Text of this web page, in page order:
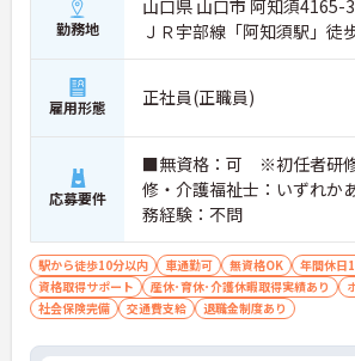
勤務地
山口県 山口市 阿知須4165-3
ＪＲ宇部線「阿知須駅」徒
雇用形態 正社員(正職員)
応募要件
■無資格：可 ※初任者研
修・介護福祉士：いずれか
務経験：不問
駅から徒歩10分以内 車通勤可 無資格OK
年間休日
資格取得サポート
産休･育休･介護休暇取得実績あり
社会保険完備
交通費支給 退職金制度あり